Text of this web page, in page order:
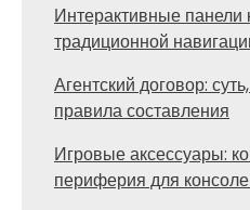
Интерактивные панели
традиционной
Агентский договор:
правила составления
Игровые аксессуары:
периферия для